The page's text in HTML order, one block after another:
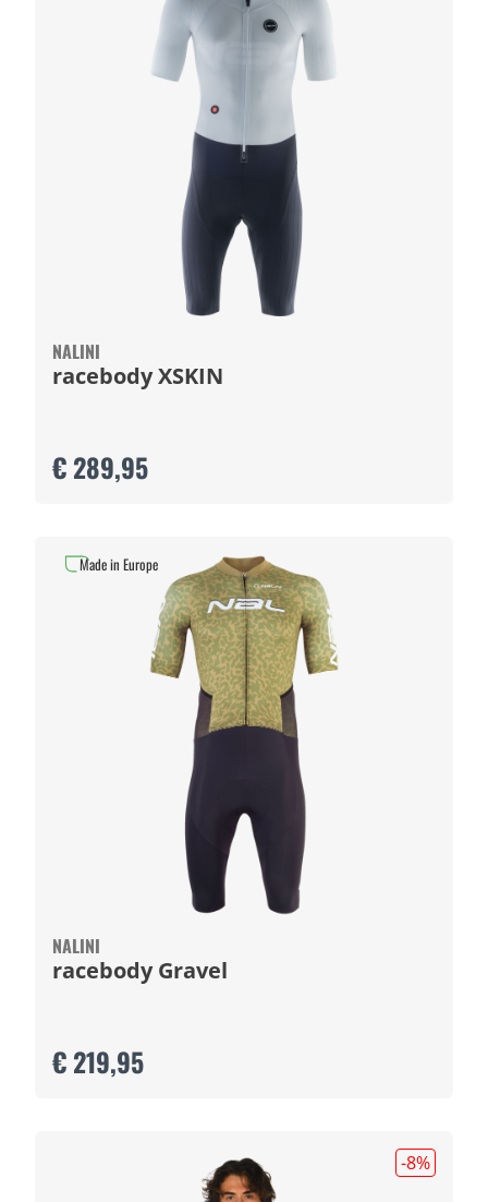
NALINI
racebody XSKIN
€ 289,95
NALINI
racebody Gravel
€ 219,95
Made in Europe
-8%